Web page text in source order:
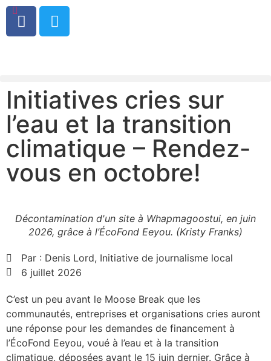
0
Initiatives cries sur
l’eau et la transition
climatique – Rendez-
vous en octobre!
Décontamination d'un site à Whapmagoostui, en juin
2026, grâce à l’ÉcoFond Eeyou. (Kristy Franks)
Par : Denis Lord, Initiative de journalisme local
6 juillet 2026
C’est un peu avant le Moose Break que les
communautés, entreprises et organisations cries auront
une réponse pour les demandes de financement à
l’ÉcoFond Eeyou, voué à l’eau et à la transition
climatique, déposées avant le 15 juin dernier. Grâce à